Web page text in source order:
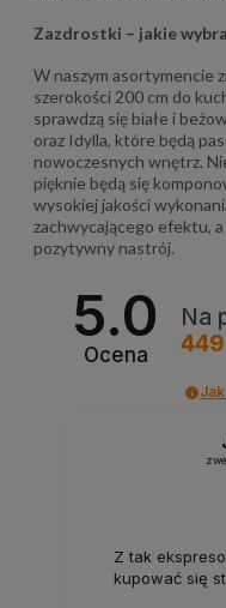
Zazdrostki – jakie
W naszym asortymencie
szerokości 200 cm do
sprawdzą się białe i
oraz Idylla, które będą
nowoczesnych wnętrz.
pięknie będą się
wysokiej jakości
zachwycającego efektu,
pozytywny nastrój.
5.0
Ocena
Na
449
Z tak
kupować się